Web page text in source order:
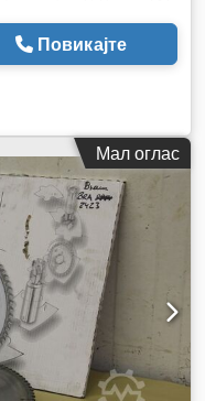
Повикајте
Мал оглас